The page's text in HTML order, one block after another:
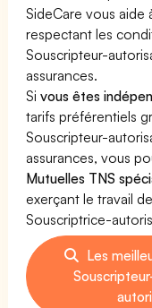
SideCare vous aide
respectant les
Souscripteur-
assurances.
Sivous êtes
tarifs préférentiels
Souscripteur-
assurances, vous
Mutuelles TNS
exerçant le travail
Souscriptrice-
Les